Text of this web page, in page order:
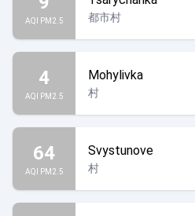
AQI PM2.5 都市村
4
AQI PM2.5
Mohylivka
村
64
AQI PM2.5
Svystunove
村